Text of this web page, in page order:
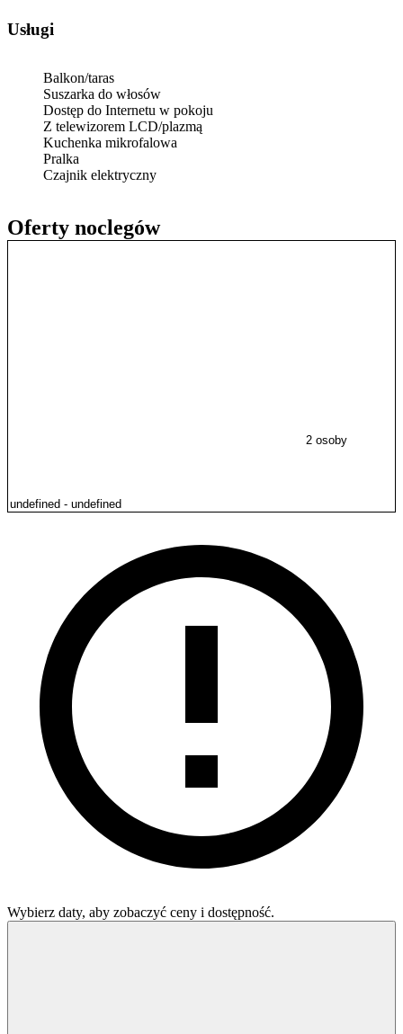
Oferty noclegów
2 osoby
Wybierz daty, aby zobaczyć ceny i dostępność.
Usługi
Balkon/taras
Suszarka do włosów
Dostęp do Internetu w pokoju
Z telewizorem LCD/plazmą
Kuchenka mikrofalowa
Pralka
Czajnik elektryczny